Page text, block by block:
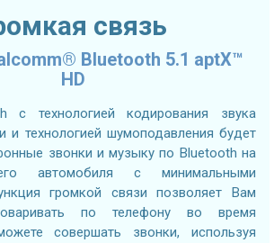
связь
Bluetooth 5.1 aptX™
HD
с технологией кодирования звука
и технологией шумоподавления будет
звонки и музыку по Bluetooth на
автомобиля с минимальными
громкой связи позволяет Вам
по телефону во время
совершать звонки, используя